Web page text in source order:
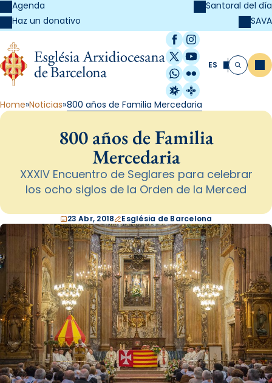
Agenda
Haz un donativo
Santoral del día
SAVA
Facebook
Instagram
X / Twitter
YouTube
WhatsApp
Flickr
Radio Estel
Catalunya
ES Buscar
Home Noticias 800 años de Familia Mercedaria
800 años de Familia
Mercedaria
XXXIV Encuentro de Seglares para celebrar
los ocho siglos de la Orden de la Merced
23 Abr, 2018 Església de Barcelona